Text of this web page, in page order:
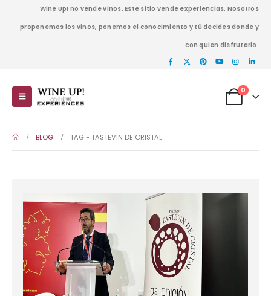
Wine Up! no vende vinos. Este sitio vende experiencias. Nosotros
proponemos los vinos, ponemos el conocimiento y tú decides donde y
con quien disfrutarlo.
0
BLOG TAG -TASTEVIN DE CRISTAL